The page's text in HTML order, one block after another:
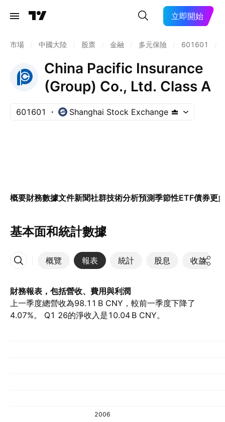
立即開始
市場 中國大陸 股票 金融 多元保險 601601
China Pacific Insurance
(Group) Co., Ltd. Class A
601601 Shanghai Stock Exchange
概要財務數據文件新聞社群技術分析預測季節性ETF債券更
基本面和統計數據
概覽 報表 統計 股息 收益
更多
財務報表，包括營收、費用與利潤
上一季度總營收為‪98.11 B‬ CNY，較前一季度下降了
4.07%。 Q1 26的淨收入是‪10.04 B‬ CNY。
2006